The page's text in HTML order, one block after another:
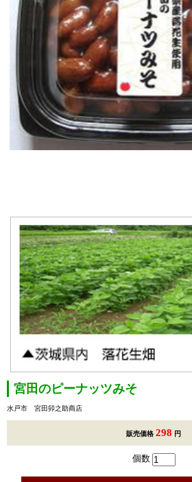
宮田のピーナッツみそ
水戸市 宮田卯之助商店
販売価格 298 円
個数